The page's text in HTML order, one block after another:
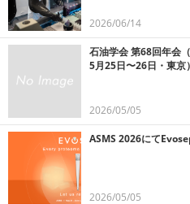
2026/06/14
石油学会 第68回年会
5月25日〜26日・東京）
2026/05/05
ASMS 2026にて
2026/05/05